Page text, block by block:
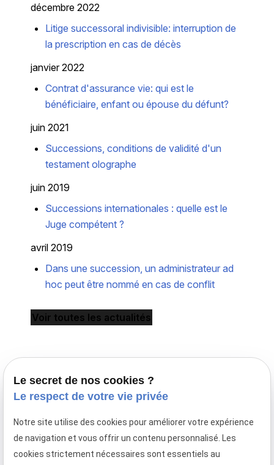
décembre 2022
Litige successoral indivisible: interruption de
la prescription en cas de décès
janvier 2022
Contrat d'assurance vie: qui est le
bénéficiaire, enfant ou épouse du défunt?
juin 2021
Successions, conditions de validité d'un
testament olographe
juin 2019
Successions internationales : quelle est le
Juge compétent ?
avril 2019
Dans une succession, un administrateur ad
hoc peut être nommé en cas de conflit
Voir toutes les actualités
Avocat en droit de la famille à Paris,
le cabinet Maître Laurence MAYER intervient en
France et en droit familial international.
Le secret de nos cookies ?
Le respect de votre vie privée
Notre site utilise des cookies pour améliorer votre expérience
de navigation et vous offrir un contenu personnalisé. Les
cookies strictement nécessaires sont essentiels au